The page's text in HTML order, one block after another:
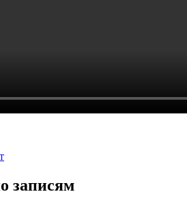
записям